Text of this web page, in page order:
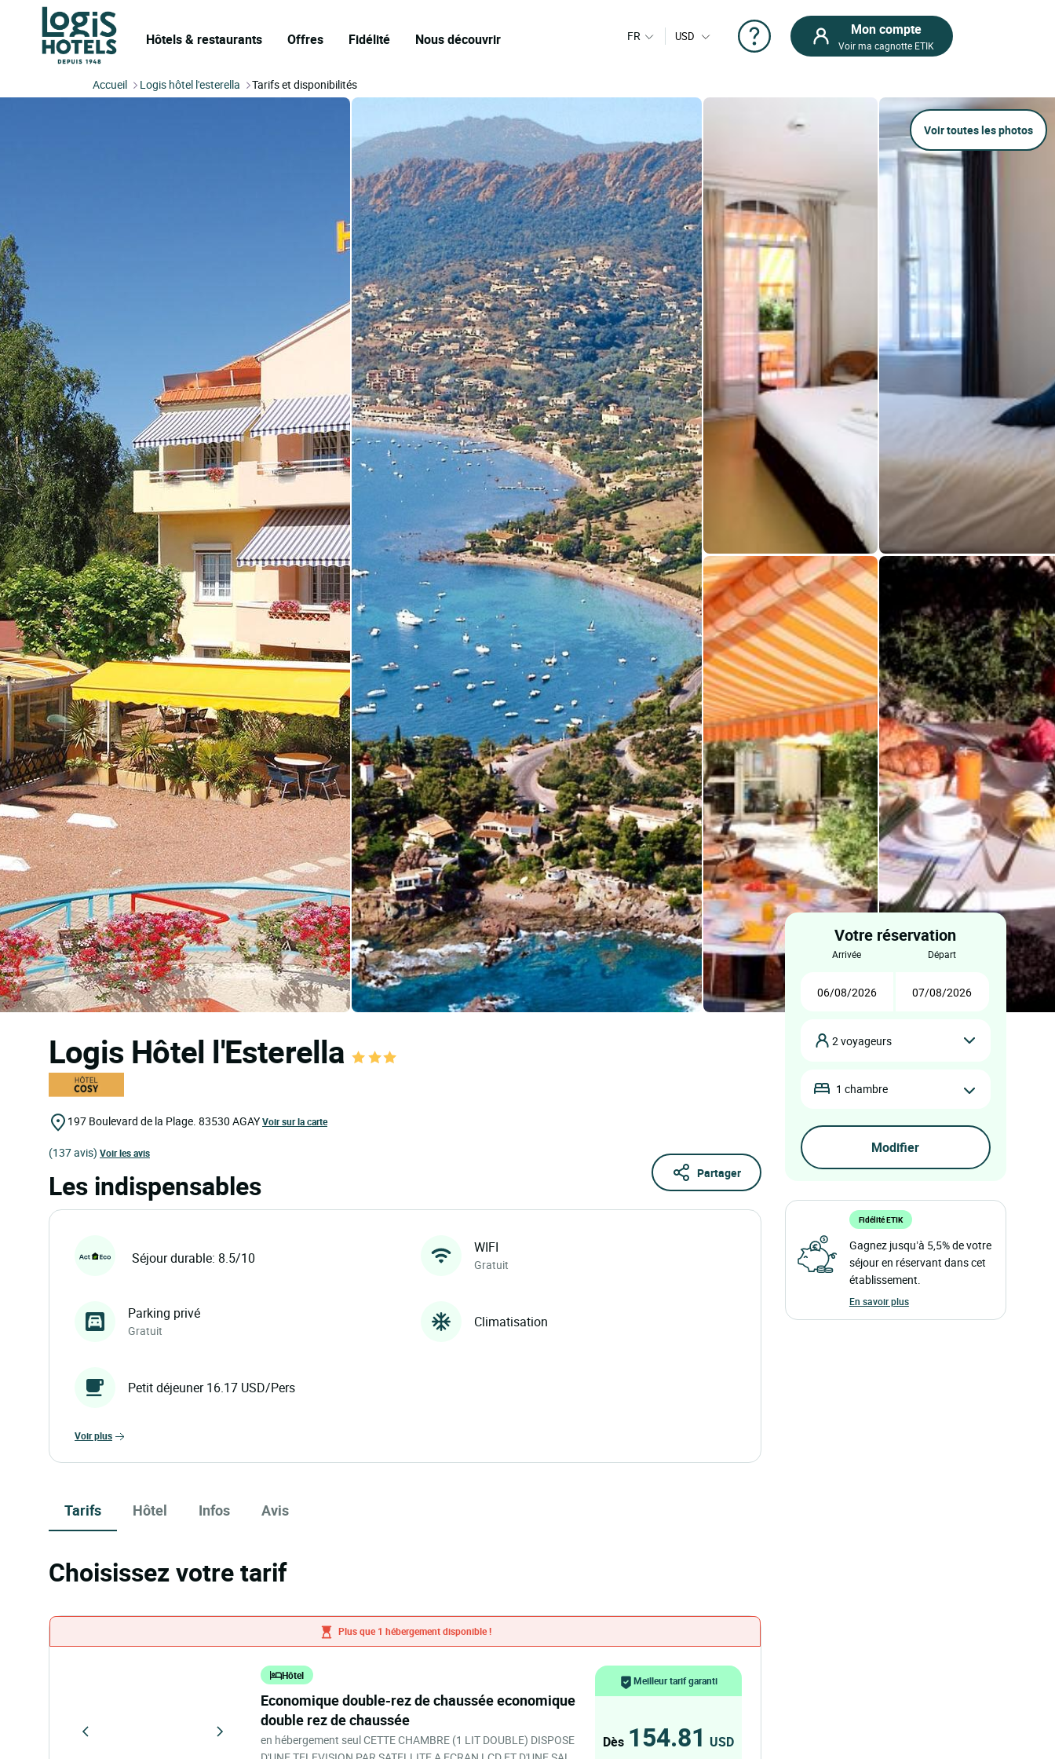
Hôtels & restaurants Offres Fidélité Nous découvrir FR USD Mon compte
Voir ma cagnotte ETIK
Accueil Logis hôtel l'esterella Tarifs et disponibilités
Voir toutes les photos
Logis Hôtel l'Esterella
197 Boulevard de la Plage. 83530 AGAYVoir sur la carte
(137 avis) Voir les avis
Partager
Les indispensables
Séjour durable: 8.5/10
WIFI
Gratuit
Parking privé
Gratuit
Climatisation
Petit déjeuner 16.17 USD/Pers
voir plus
Tarifs Hôtel Infos Avis
Choisissez votre tarif
Plus que 1 hébergement disponible !
Hôtel
economique double-rez de chaussée economique
double rez de chaussée
en hébergement seul CETTE CHAMBRE (1 LIT DOUBLE) DISPOSE
Meilleur tarif garanti
Dès 154.81 USD
Votre réservation
arrivée départ
2 voyageurs
1 chambre
Fidélité ETIK
Gagnez jusqu’à 5,5% de votre
séjour en réservant dans cet
établissement.
En savoir plus